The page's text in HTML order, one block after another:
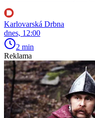
Karlovarská Drbna
dnes, 12:00
2 min
Reklama